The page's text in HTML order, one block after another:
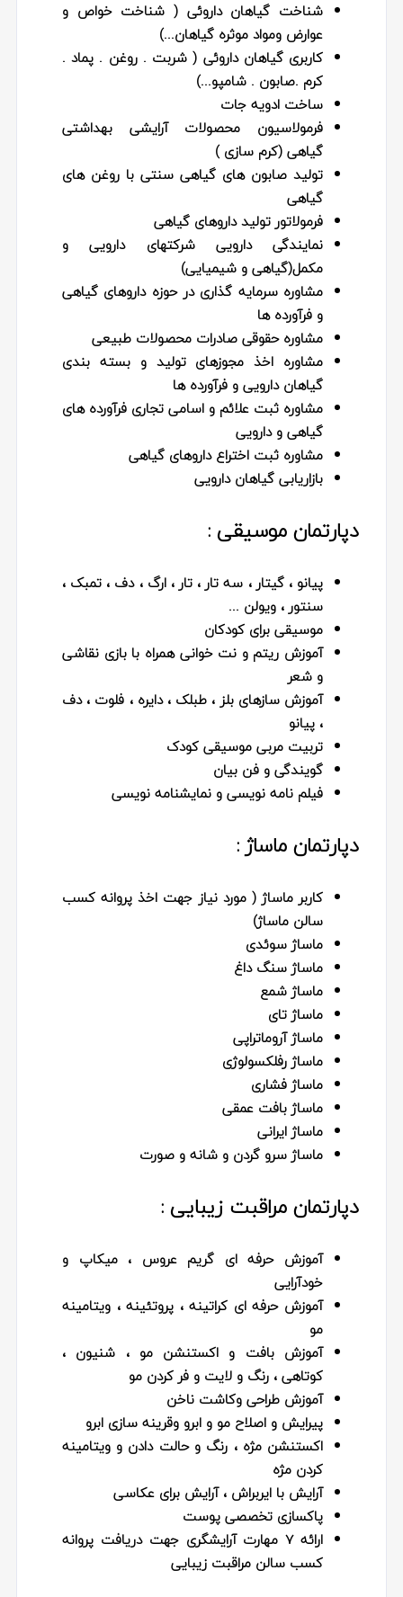
شناخت گیاهان داروئی ( شناخت خواص و
عوارض ومواد موثره گیاهان...)
کاربری گیاهان داروئی ( شربت . روغن . پماد .
کرم .صابون . شامپو...)
ساخت ادویه جات
فرمولاسیون محصولات آرایشی بهداشتی
گیاهی (کرم سازی )
تولید صابون های گیاهی سنتی با روغن های
گیاهی
فرمولاتور تولید داروهای گیاهی
نمایندگی دارویی شرکتهای دارویی و
مکمل(گیاهی و شیمیایی)
مشاوره سرمایه گذاری در حوزه داروهای گیاهی
و فرآورده ها
مشاوره حقوقی صادرات محصولات طبیعی
مشاوره اخذ مجوزهای تولید و بسته بندی
گیاهان دارویی و فرآورده ها
مشاوره ثبت علائم و اسامی تجاری فرآورده های
گیاهی و دارویی
مشاوره ثبت اختراع داروهای گیاهی
بازاریابی گیاهان دارویی
دپارتمان موسیقی :
پیانو ، گیتار ، سه تار ، تار ، ارگ ، دف ، تمبک ،
سنتور ، ویولن ...
موسیقی برای کودکان
آموزش ریتم و نت خوانی همراه با بازی نقاشی
و شعر
آموزش سازهای بلز ، طبلک ، دایره ، فلوت ، دف
، پیانو
تربیت مربی موسیقی کودک
گویندگی و فن بیان
فیلم نامه نویسی و نمایشنامه نویسی
دپارتمان ماساژ :
کاربر ماساژ ( مورد نیاز جهت اخذ پروانه کسب
سالن ماساژ)
ماساژ سوئدی
ماساژ سنگ داغ
ماساژ شمع
ماساژ تای
ماساژ آروماتراپی
ماساژ رفلکسولوژی
ماساژ فشاری
ماساژ بافت عمقی
ماساژ ایرانی
ماساژ سرو گردن و شانه و صورت
دپارتمان مراقبت زیبایی :
آموزش حرفه ای گریم عروس ، میکاپ و
خودآرایی
آموزش حرفه ای کراتینه ، پروتئینه ، ویتامینه
مو
آموزش بافت و اکستنشن مو ، شنیون ،
کوتاهی ، رنگ و لایت و فر کردن مو
آموزش طراحی وکاشت ناخن
پیرایش و اصلاح مو و ابرو وقرینه سازی ابرو
اکستنشن مژه ، رنگ و حالت دادن و ویتامینه
کردن مژه
آرایش با ایربراش ، آرایش برای عکاسی
پاکسازی تخصصی پوست
ارائه 7 مهارت آرایشگری جهت دریافت پروانه
کسب سالن مراقبت زیبایی